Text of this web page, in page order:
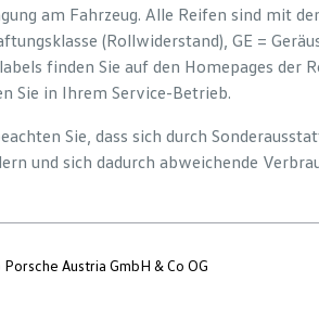
am Fahrzeug. Alle Reifen sind mit
(Rollwiderstand), GE =
finden Sie auf den Homepages der
Sie in Ihrem Service-Betrieb.
Sie, dass sich durch
und sich dadurch abweichende
Austria GmbH & Co OG